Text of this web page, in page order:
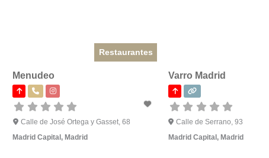
Restaurantes
Menudeo
Calle de José Ortega y Gasset, 68
Madrid Capital, Madrid
Varro Madrid
Calle de Serrano, 93
Madrid Capital, Madrid